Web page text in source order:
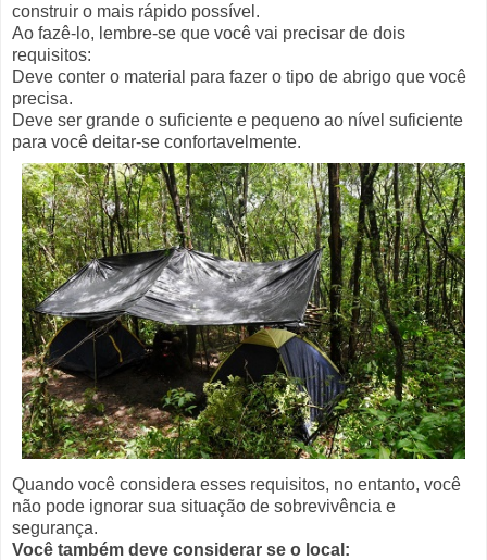
construir o mais rápido possível.
Ao fazê-lo, lembre-se que você vai precisar de dois
requisitos:
Deve conter o material para fazer o tipo de abrigo que você
precisa.
Deve ser grande o suficiente e pequeno ao nível suficiente
para você deitar-se confortavelmente.
Quando você considera esses requisitos, no entanto, você
não pode ignorar sua situação de sobrevivência e
segurança.
Você também deve considerar se o local: